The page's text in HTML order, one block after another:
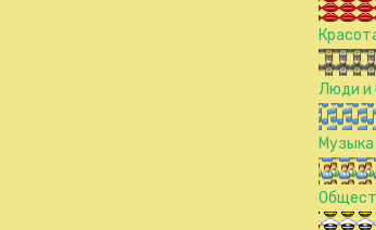
Люди и
Музыка